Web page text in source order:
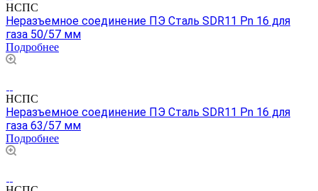
НСПС
Неразъемное соединение ПЭ Сталь SDR11 Pn 16 для
газа 50/57 мм
Подробнее
НСПС
Неразъемное соединение ПЭ Сталь SDR11 Pn 16 для
газа 63/57 мм
Подробнее